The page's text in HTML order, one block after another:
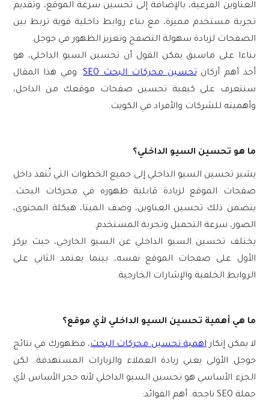
العناوين الفرعية، بالإضافة إلى تحسين سرعة الموقع، وتقديم
تجربة مستخدم مميزة، مع بناء روابط داخلية قوية تربط بين
الصفحات لزيادة سهولة التصفح وتعزيز الظهور في جوجل.
بناءا على ماسبق يمكن القول أن تحسين السيو الداخلي، هو
أحد أهم أركانتحسين محركات البحث SEO
. وفي هذا المقال
سنتعرف على كيفية تحسين صفحات موقعك من الداخل،
وأهميته للشركات والأفراد في الكويت.
ما هو تحسين السيو الداخلي؟
يشير تحسين السيو الداخلي إلى جميع الخطوات التي تُنفذ داخل
صفحات الموقع لزيادة قابلية ظهوره في محركات البحث.
يتضمن ذلك تحسين العناوين، وصف الميتا، هيكلة المحتوى،
الصور، سرعة التحميل وتجربة المستخدم.
يختلف تحسين السيو الداخلي عن السيو الخارجي، حيث يركز
الأول على صفحات الموقع نفسه، بينما يعتمد الثاني على
الروابط الخلفية والإشارات الخارجية.
ما هي أهمية تحسين السيو الداخلي لأي موقع؟
لا يمكن إنكاراهمية تحسين محركات البحث، فظهورك في نتائج
جوجل الأولى يعني زيادة العملاء والزيارات المستهدفة. لكن
الجزء الأساسي هو تحسين السيو الداخلي لأنه حجر الأساس لأي
حملة SEO ناجحة. أهم الفوائد: